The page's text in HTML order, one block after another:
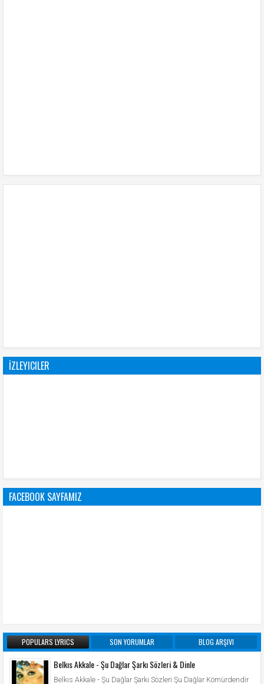
İZLEYICILER
FACEBOOK SAYFAMIZ
POPULARS LYRICS SON YORUMLAR BLOG ARŞIVI
Belkıs Akkale - Şu Dağlar Şarkı Sözleri & Dinle
Belkıs Akkale - Şu Dağlar Şarkı Sözleri Şu Dağlar Kömürdendir